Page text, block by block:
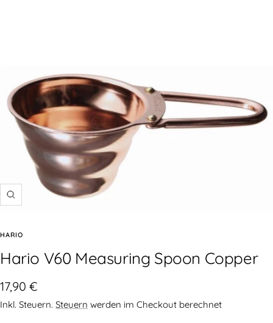
HARIO
Hario V60 Measuring Spoon Copper
17,90 €
Inkl. Steuern. Steuern werden im Checkout berechnet